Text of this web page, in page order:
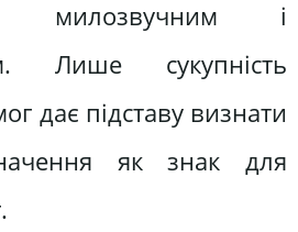
милозвучним і
Лише сукупність
дає підставу визнати
як знак для